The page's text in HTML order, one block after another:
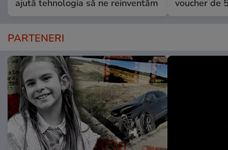
ajută tehnologia să ne reinventăm
voucher de
PARTENERI